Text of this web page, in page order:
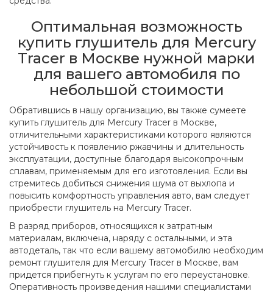
Оптимальная возможность
купить глушитель для Mercury
Tracer в Москве нужной марки
для вашего автомобиля по
небольшой стоимости
Обратившись в нашу организацию, вы также сумеете
купить глушитель для Mercury Tracer в Москве,
отличительными характеристиками которого являются
устойчивость к появлению ржавчины и длительность
эксплуатации, доступные благодаря высокопрочным
сплавам, применяемым для его изготовления. Если вы
стремитесь добиться снижения шума от выхлопа и
повысить комфортность управления авто, вам следует
приобрести глушитель на Mercury Tracer.
В разряд приборов, относящихся к затратным
материалам, включена, наряду с остальными, и эта
автодеталь, так что если вашему автомобилю необходим
ремонт глушителя для Mercury Tracer в Москве, вам
придется прибегнуть к услугам по его переустановке.
Оперативность произведения нашими специалистами